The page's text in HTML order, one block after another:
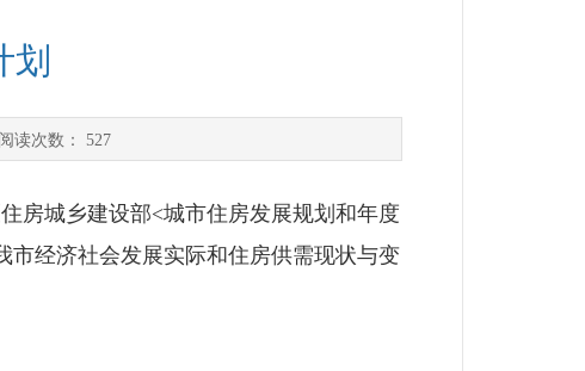
划
次数： 527
城乡建设部<城市住房发展规划和年度
市经济社会发展实际和住房供需现状与变